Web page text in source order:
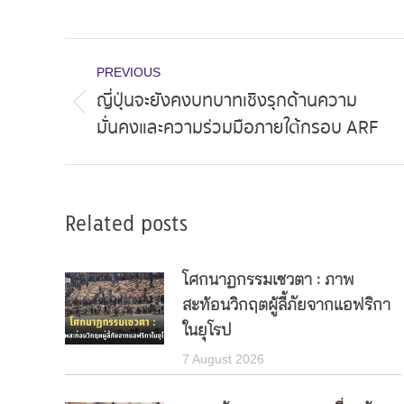
navigation
PREVIOUS
Previous
post:
ญี่ปุ่นจะยังคงบทบาทเชิงรุกด้านความ
มั่นคงและความร่วมมือภายใต้กรอบ ARF
Related posts
โศกนาฏกรรมเซวตา : ภาพ
สะท้อนวิกฤตผู้ลี้ภัยจากแอฟริกา
ในยุโรป
7 August 2026